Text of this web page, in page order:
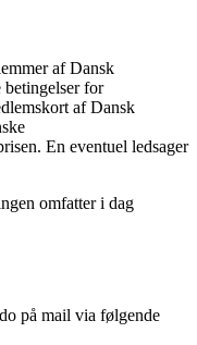
af Dansk
for
af Dansk
En eventuel ledsager
omfatter i dag
på mail via følgende